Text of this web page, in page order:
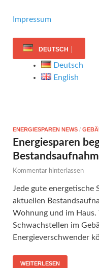
Impressum
DEUTSCH
Deutsch
English
ENERGIESPAREN NEWS /
Energiesparen
Kommentar hinterlassen
Jede gute energetische
aktuellen
Wohnung und im
Schwachstellen im
Energieverschwender
WEITERLESEN